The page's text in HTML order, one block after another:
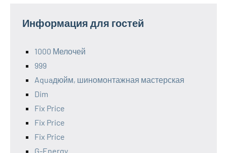
Информация для гостей
1000 Мелочей
999
Aquaдюйм, шиномонтажная мастерская
Dim
Fix Price
Fix Price
Fix Price
G-Energy